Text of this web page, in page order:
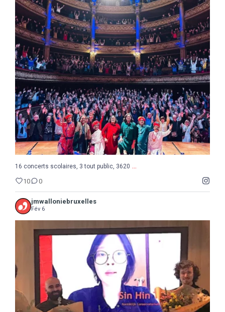
16 concerts scolaires, 3 tout public, 3620 ...
10 0
16 concerts scolaires, 3 tout public, 3620 ...
10 0
jmwalloniebruxelles
Fév 6
Semaine de la Musique belge, suite et fin avec le ...